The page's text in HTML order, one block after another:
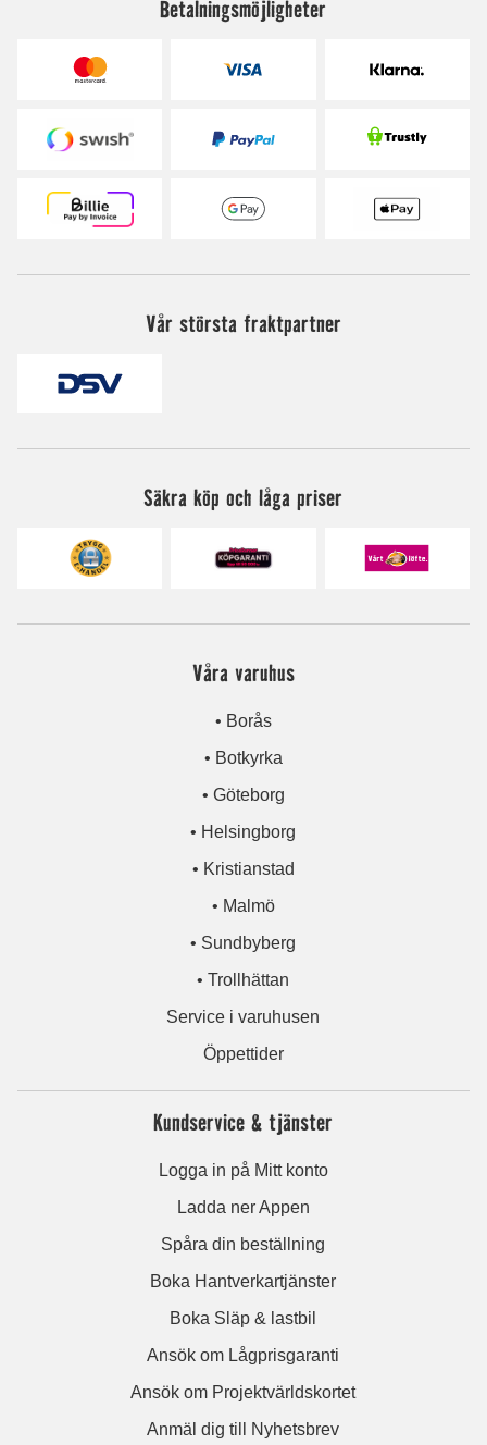
Betalningsmöjligheter
Vår största fraktpartner
Säkra köp och låga priser
Våra varuhus
• Borås
• Botkyrka
• Göteborg
• Helsingborg
• Kristianstad
• Malmö
• Sundbyberg
• Trollhättan
Service i varuhusen
Öppettider
Kundservice & tjänster
Logga in på Mitt konto
Ladda ner Appen
Spåra din beställning
Boka Hantverkartjänster
Boka Släp & lastbil
Ansök om Lågprisgaranti
Ansök om Projektvärldskortet
Anmäl dig till Nyhetsbrev